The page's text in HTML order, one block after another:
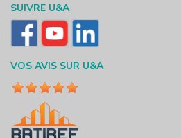
SUIVRE U&A
VOS AVIS SUR U&A